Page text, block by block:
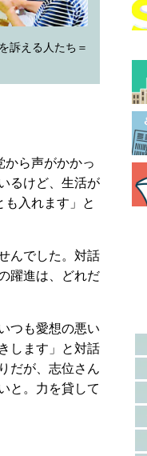
訴える人たち＝
ら声がかかっ
るけど、生活が
も入れます」と
んでした。対話
躍進は、どれだ
つも愛想の悪い
します」と対話
だが、志位さん
と。力を貸して